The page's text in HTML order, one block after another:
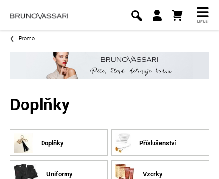
MENU
Promo
Doplňky
Doplňky Příslušenství
Uniformy Vzorky